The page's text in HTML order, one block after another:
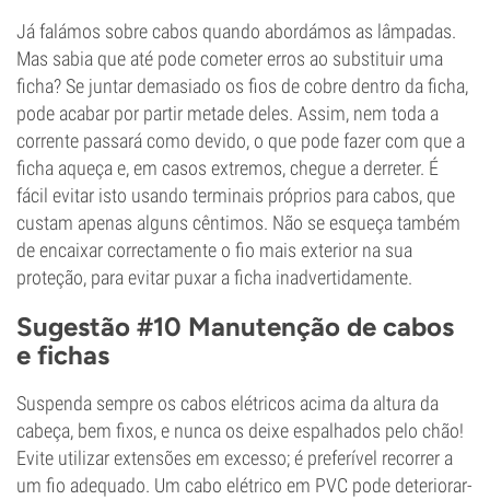
Já falámos sobre cabos quando abordámos as lâmpadas.
Mas sabia que até pode cometer erros ao substituir uma
ficha? Se juntar demasiado os fios de cobre dentro da ficha,
pode acabar por partir metade deles. Assim, nem toda a
corrente passará como devido, o que pode fazer com que a
ficha aqueça e, em casos extremos, chegue a derreter. É
fácil evitar isto usando terminais próprios para cabos, que
custam apenas alguns cêntimos. Não se esqueça também
de encaixar correctamente o fio mais exterior na sua
proteção, para evitar puxar a ficha inadvertidamente.
Sugestão #10 Manutenção de cabos
e fichas
Suspenda sempre os cabos elétricos acima da altura da
cabeça, bem fixos, e nunca os deixe espalhados pelo chão!
Evite utilizar extensões em excesso; é preferível recorrer a
um fio adequado. Um cabo elétrico em PVC pode deteriorar-